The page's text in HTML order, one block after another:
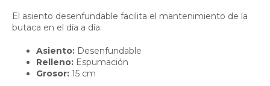
El asiento desenfundable facilita el mantenimiento de la
butaca en el día a día.
Asiento: Desenfundable
Relleno: Espumación
Grosor: 15 cm